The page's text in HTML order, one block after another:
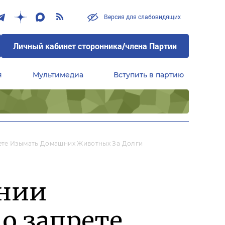
Версия для слабовидящих
Личный кабинет сторонника/члена Партии
Мультимедиа Вступить в партию
Изымать Домашних Животных За Долги